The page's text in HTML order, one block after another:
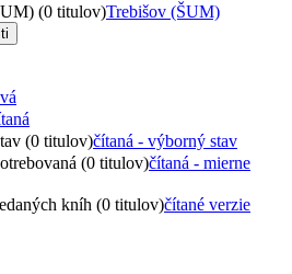
(0 titulov)Trebišov (ŠUM)
(0 titulov)čítaná - výborný stav
(0 titulov)čítaná - mierne
kníh (0 titulov)čítané verzie